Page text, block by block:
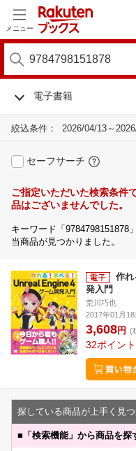
メニュー
電子書籍
絞込条件： 2026/04/13～
セーフサーチ
ご指定いただいた検索条
品はございませんでした。
キーワード「9784798151878
当商品が見つかりました。
作
発入門
荒川巧也
2017年01月
3,608円 (
32ポイント
探している商品が上手く見
■ 「検索機能」から商品を探